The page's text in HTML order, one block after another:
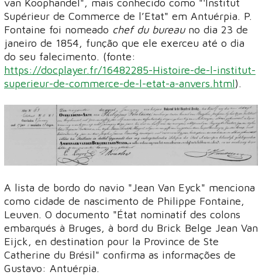
Supérieur de Commerce de l’Etat" em Antuérpia. P.
Fontaine foi nomeado chef du bureauno dia 23 de
janeiro de 1854, função que ele exerceu até o dia
do seu falecimento. (fonte:
https://docplayer.fr/16482285-Histoire-de-l-institut-
superieur-de-commerce-de-l-etat-a-anvers.html).
A lista de bordo do navio "Jean Van Eyck" menciona
como cidade de nascimento de Philippe Fontaine,
Leuven. O documento "État nominatif des colons
embarqués à Bruges, à bord du Brick Belge Jean Van
Eijck, en destination pour la Province de Ste
Catherine du Brésil" confirma as informações de
Gustavo: Antuérpia.